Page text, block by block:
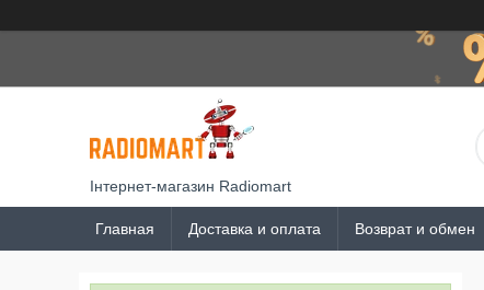
Інтернет-магазин Radiomart
Главная Доставка и оплата Возврат и обмен